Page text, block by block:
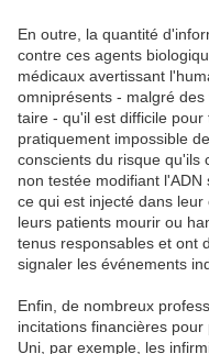
En outre, la quantité
contre ces agents
médicaux avertissant
omniprésents - malgré
taire - qu'il est difficile
pratiquement impossible
conscients du risque qu'ils
non testée modifiant
ce qui est injecté dans
leurs patients mourir ou
tenus responsables et ont
signaler les événements
Enfin, de nombreux
incitations financières
Uni, par exemple, les